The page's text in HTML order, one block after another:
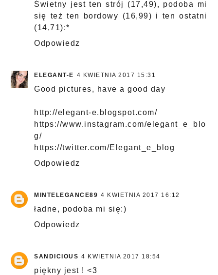
Świetny jest ten strój (17,49), podoba mi
się też ten bordowy (16,99) i ten ostatni
(14,71):*
Odpowiedz
ELEGANT-E 4 KWIETNIA 2017 15:31
Good pictures, have a good day
http://elegant-e.blogspot.com/
https://www.instagram.com/elegant_e_blo
g/
https://twitter.com/Elegant_e_blog
Odpowiedz
MINTELEGANCE89 4 KWIETNIA 2017 16:12
ładne, podoba mi się:)
Odpowiedz
SANDICIOUS 4 KWIETNIA 2017 18:54
piękny jest ! <3